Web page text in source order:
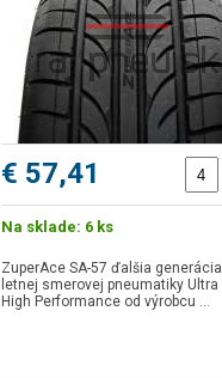
€ 57,41
Na sklade: 6 ks
ZuperAce SA-57 ďalšia generácia
letnej smerovej pneumatiky Ultra
High Performance od výrobcu …